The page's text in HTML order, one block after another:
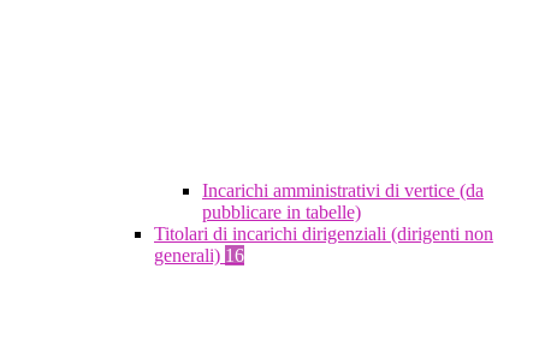
Incarichi amministrativi di vertice (da
pubblicare in tabelle)
Titolari di incarichi dirigenziali (dirigenti non
generali) 16